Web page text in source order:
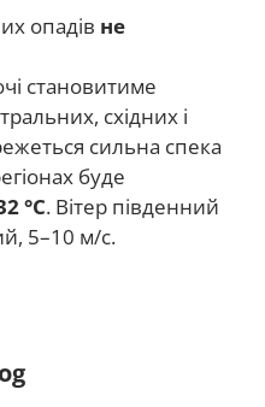
опадів не
становитиме
східних і
сильна спека
буде
°C. Вітер південний
5–10 м/с.